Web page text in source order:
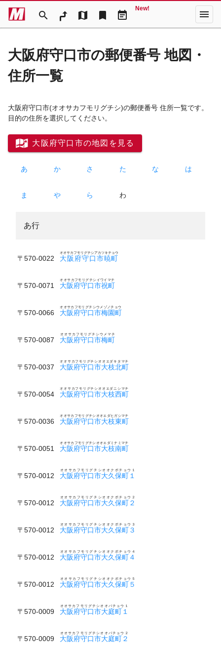
search map bookmark event_note
New! menu
大阪府守口市の郵便番号 地図・
住所一覧
大阪府守口市(オオサカフモリグチシ)の郵便番号 住所一覧です。
目的の住所を選択してください。
大阪府守口市の地図を見る
あ か さ た な は
ま や ら わ
あ行
〒570-0022 大阪府守口市暁町
オオサカフモリグチシアカツキチョウ
〒570-0071 大阪府守口市祝町
オオサカフモリグチシイワイマチ
〒570-0066 大阪府守口市梅園町
オオサカフモリグチシウメゾノチョウ
〒570-0087 大阪府守口市梅町
オオサカフモリグチシウメマチ
〒570-0037 大阪府守口市大枝北町
オオサカフモリグチシオオエダキタマチ
〒570-0054 大阪府守口市大枝西町
オオサカフモリグチシオオエダニシマチ
〒570-0036 大阪府守口市大枝東町
オオサカフモリグチシオオエダヒガシマチ
〒570-0051 大阪府守口市大枝南町
オオサカフモリグチシオオエダミナミマチ
〒570-0012 大阪府守口市大久保町１
オオサカフモリグチシオオクボチョウ１
〒570-0012 大阪府守口市大久保町２
オオサカフモリグチシオオクボチョウ２
〒570-0012 大阪府守口市大久保町３
オオサカフモリグチシオオクボチョウ３
〒570-0012 大阪府守口市大久保町４
オオサカフモリグチシオオクボチョウ４
〒570-0012 大阪府守口市大久保町５
オオサカフモリグチシオオクボチョウ５
〒570-0009 大阪府守口市大庭町１
オオサカフモリグチシオオバチョウ１
〒570-0009 大阪府守口市大庭町２
オオサカフモリグチシオオバチョウ２